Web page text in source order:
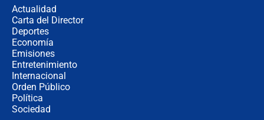
Actualidad
Carta del Director
Deportes
Economía
Emisiones
Entretenimiento
Internacional
Orden Público
Política
Sociedad